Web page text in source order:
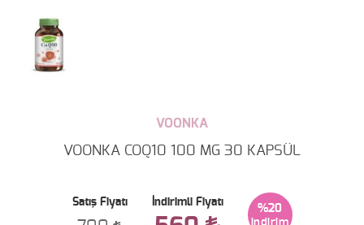
VOONKA
VOONKA COQ10 100 MG 30 KAPSÜL
Satış Fiyatı İndirimli Fiyatı
%20